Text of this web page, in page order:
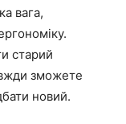
вага,
старий
зможете
новий.